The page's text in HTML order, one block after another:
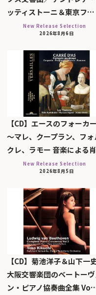
ッティストーニ＆東京フ…
New Release Selection
2026年8月6日
【CD】エースのフォーカ
～マレ、クープラン、フォ
クレ、ラモー 音楽による
New Release Selection
2026年8月5日
【CD】菊池洋子＆山下一
大阪交響楽団のベートーヴ
ン・ピアノ協奏曲全集